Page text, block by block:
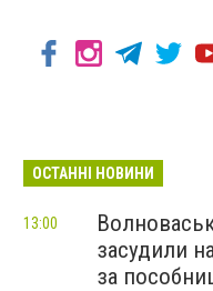
ОСТАННІ НОВИНИ
засудили
за
13:00